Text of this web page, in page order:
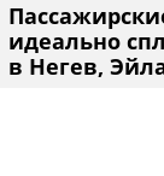
идеально
в Негев,